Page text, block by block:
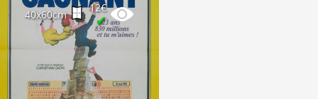
40x60cm
12€
✔